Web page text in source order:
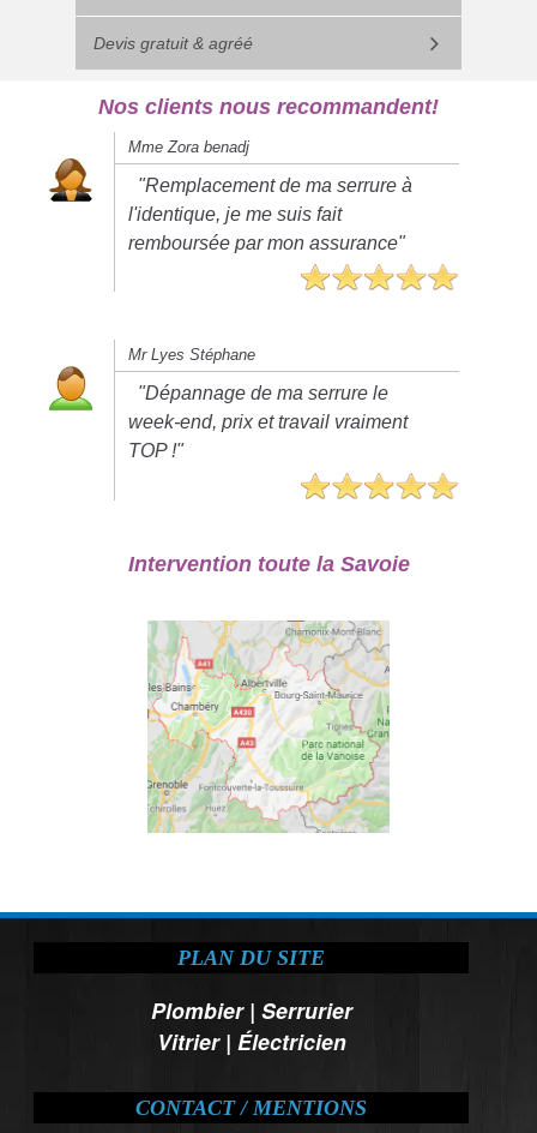
Devis gratuit & agréé
Nos clients nous recommandent!
Mme Zora benadj
"Remplacement de ma serrure à
l'identique, je me suis fait
remboursée par mon assurance"
Mr Lyes Stéphane
"Dépannage de ma serrure le
week-end, prix et travail vraiment
TOP !"
Intervention toute la Savoie
PLAN DU SITE
Plombier| Serrurier
Vitrier| Électricien
CONTACT / MENTIONS